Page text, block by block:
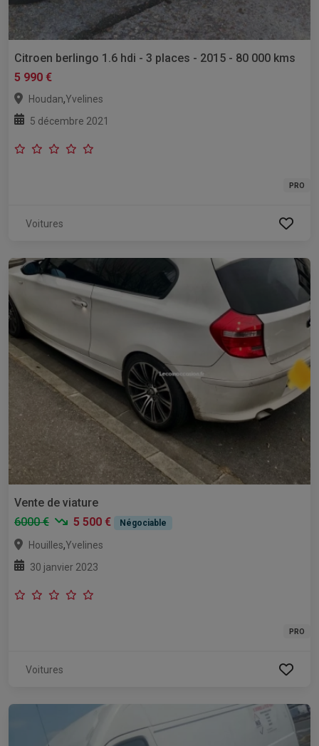
Citroen berlingo 1.6 hdi - 3 places - 2015 - 80 000 kms
5 990 €
Houdan,Yvelines
5 décembre 2021
PRO
Voitures
Vente de viature
6000 €
5 500 € Négociable
Houilles,Yvelines
30 janvier 2023
PRO
Voitures